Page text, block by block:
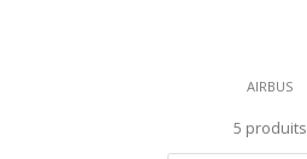
AIRBUS
5 produits